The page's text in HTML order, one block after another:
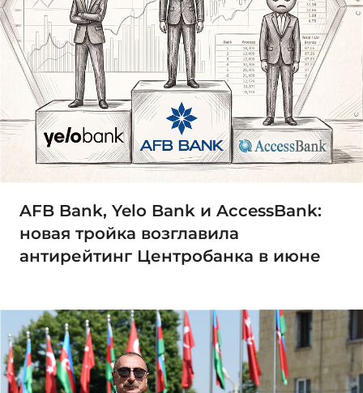
AFB Bank, Yelo Bank и AccessBank:
новая тройка возглавила
антирейтинг Центробанка в июне